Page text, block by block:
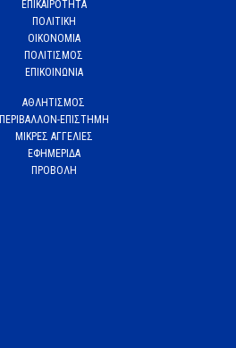
ΕΠΙΚΑΙΡΟΤΗΤΑ
ΠΟΛΙΤΙΚΗ
ΟΙΚΟΝΟΜΙΑ
ΠΟΛΙΤΙΣΜΟΣ
ΕΠΙΚΟΙΝΩΝΙΑ
ΑΘΛΗΤΙΣΜΟΣ
ΠΕΡΙΒΑΛΛΟΝ-ΕΠΙΣΤΗΜΗ
ΜΙΚΡΕΣ ΑΓΓΕΛΙΕΣ
ΕΦΗΜΕΡΙΔΑ
ΠΡΟΒΟΛΗ